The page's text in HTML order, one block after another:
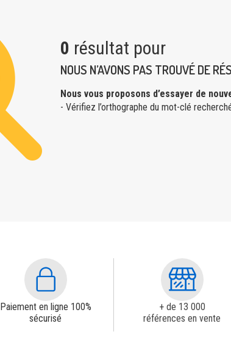
0 résultat pour
NOUS N’AVONS PAS TROUVÉ DE
Nous vous proposons d’essayer de
- Vérifiez l’orthographe du mot-clé
Paiement en ligne 100%
sécurisé
+ de 13 000
références en vente